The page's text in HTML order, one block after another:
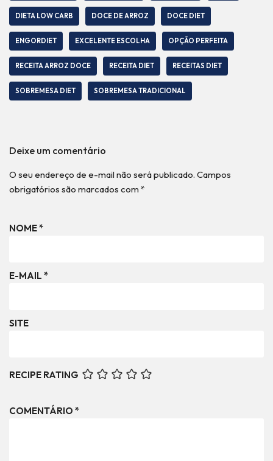
DIETA LOW CARB DOCE DE ARROZ DOCE DIET
ENGORDIET EXCELENTE ESCOLHA OPÇÃO PERFEITA
RECEITA ARROZ DOCE RECEITA DIET RECEITAS DIET
SOBREMESA DIET SOBREMESA TRADICIONAL
Deixe um comentário
O seu endereço de e-mail não será publicado. Campos
obrigatórios são marcados com *
NOME*
E-MAIL *
SITE
RECIPE RATING
COMENTÁRIO *